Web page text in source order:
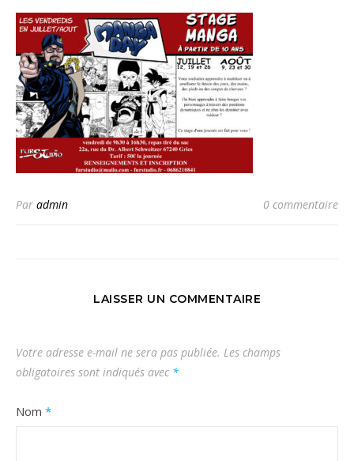
Par admin 0 commentaire
LAISSER UN COMMENTAIRE
Votre adresse e-mail ne sera pas publiée. Les champs
obligatoires sont indiqués avec *
Nom *